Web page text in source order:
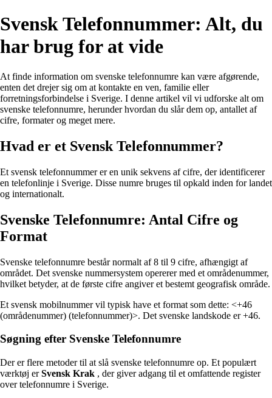
Svensk Telefonnummer: Alt, du
har brug for at vide
At finde information om svenske telefonnumre kan være afgørende,
enten det drejer sig om at kontakte en ven, familie eller
forretningsforbindelse i Sverige. I denne artikel vil vi udforske alt om
svenske telefonnumre, herunder hvordan du slår dem op, antallet af
cifre, formater og meget mere.
Hvad er et Svensk Telefonnummer?
Et svensk telefonnummer er en unik sekvens af cifre, der identificerer
en telefonlinje i Sverige. Disse numre bruges til opkald inden for landet
og internationalt.
Svenske Telefonnumre: Antal Cifre og
Format
Svenske telefonnumre består normalt af 8 til 9 cifre, afhængigt af
området. Det svenske nummersystem opererer med et områdenummer,
hvilket betyder, at de første cifre angiver et bestemt geografisk område.
Et svensk mobilnummer vil typisk have et format som dette: <+46
(områdenummer) (telefonnummer)>. Det svenske landskode er +46.
Søgning efter Svenske Telefonnumre
Der er flere metoder til at slå svenske telefonnumre op. Et populært
værktøj erSvensk Krak , der giver adgang til et omfattende register
over telefonnumre i Sverige.